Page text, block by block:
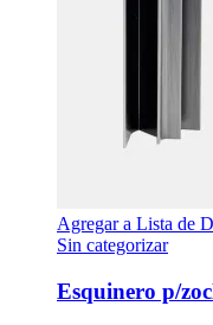
Agregar a Lista de
Sin categorizar
Esquinero p/